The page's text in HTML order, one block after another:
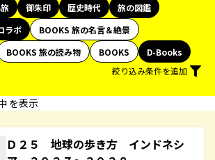
御朱印 歴史時代
旅の図鑑
ラボ
BOOKS 旅の名言＆絶景
BOOKS 旅の読み物 BOOKS
D-Books
絞り込み条件を追加
を表示
Ｄ２５ 地球の歩き方 インドネシ